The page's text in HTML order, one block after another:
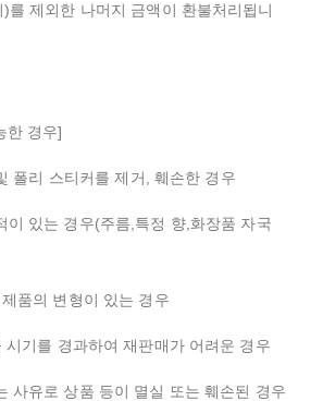
를 제외한 나머지 금액이 환불처리됩니
한 경우]
폴리 스티커를 제거, 훼손한 경우
이 있는 경우(주름,특정 향,화장품 자국
품의 변형이 있는 경우
기를 경과하여 재판매가 어려운 경우
사유로 상품 등이 멸실 또는 훼손된 경우